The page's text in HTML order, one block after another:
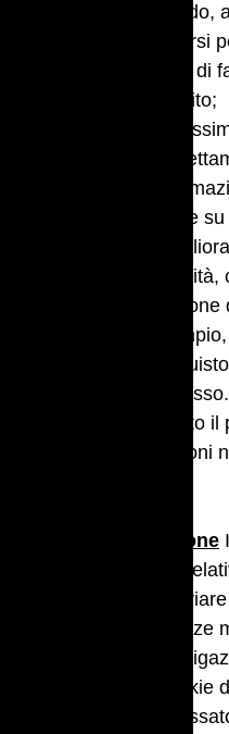
sito web (permettendo,
acquisto o autenticarsi
riservate); essi sono di
funzionamento del sito;
– cookie analytics,
laddove utilizzati
per raccogliere
numero degli utenti e
stesso, al fine di
– cookie di
navigazione in
selezionati (ad
selezionati per
servizio reso allo
cookie non è richiesto
utenti (più informazioni
Cookie di profilazione
volti a creare profili
utilizzati al fine di
linea con le preferenze
nell’ambito della
Per l’utilizzo dei cookie
consenso